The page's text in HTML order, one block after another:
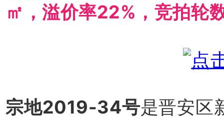
㎡，溢价率22%，竞拍轮
宗地2019-34号是晋安区